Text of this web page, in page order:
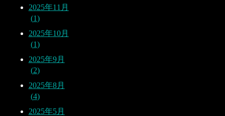
2025年11月
1
2025年10月
1
2025年9月
2
2025年8月
4
2025年5月